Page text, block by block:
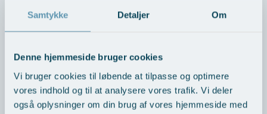
Samtykke Detaljer Om
Denne hjemmeside bruger cookies
Vi bruger cookies til løbende at tilpasse og optimere
vores indhold og til at analysere vores trafik. Vi deler
også oplysninger om din brug af vores hjemmeside med
Hvis du allerede har en kendt sygdom, kan undersøgelsen
skabe klarhed over, hvordan din helbredstilstand er lige nu,
kontrolleret og behandlet fremover.
Det er vigtigt at opdage sygdom så tidligt som muligt, og
allerhelst inden du mærker noget til den. De fleste